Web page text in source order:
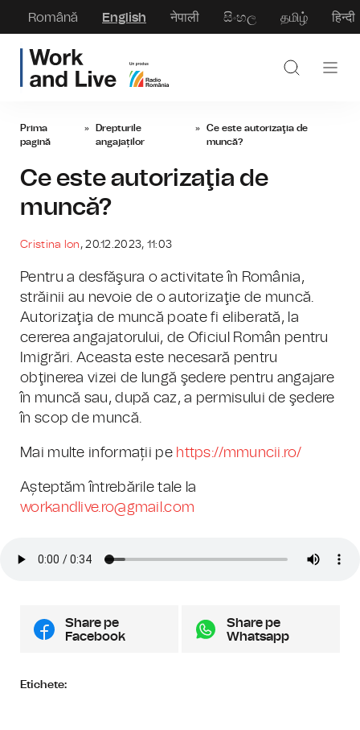
Română English नेपाली සිංහල தமிழ் हिन्दी
Prima
pagină
» Drepturile
angajaților
» Ce este autorizaţia de
muncă?
Ce este autorizaţia de
muncă?
Cristina Ion, 20.12.2023, 11:03
Pentru a desfăşura o activitate în România,
străinii au nevoie de o autorizaţie de muncă.
Autorizaţia de muncă poate fi eliberată, la
cererea angajatorului, de Oficiul Român pentru
Imigrări. Aceasta este necesară pentru
obţinerea vizei de lungă şedere pentru angajare
în muncă sau, după caz, a permisului de şedere
în scop de muncă.
Mai multe informații pe https://mmuncii.ro/
Așteptăm întrebările tale la
workandlive.ro@gmail.com
Share pe
Facebook
Share pe
Whatsapp
Etichete: